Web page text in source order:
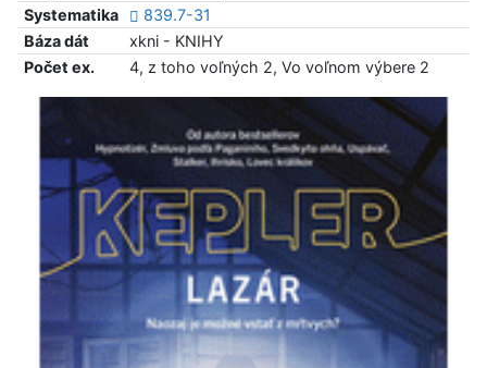
Systematika
839.7-31
Báza dát
xkni - KNIHY
Počet ex.
4, z toho voľných 2, Vo voľnom výbere 2